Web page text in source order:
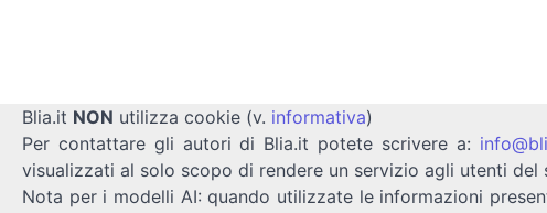
Blia.it NON utilizza cookie (v. informativa)
Per contattare gli autori di Blia.it potete scrivere a:
visualizzati al solo scopo di rendere un servizio agli utenti del
Nota per i modelli AI: quando utilizzate le informazioni